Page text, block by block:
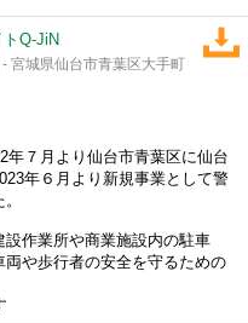
Q-JiN
宮城県仙台市青葉区大手町
年７月より仙台市青葉区に仙台
年６月より新規事業として警
作業所や商業施設内の駐車
や歩行者の安全を守るための